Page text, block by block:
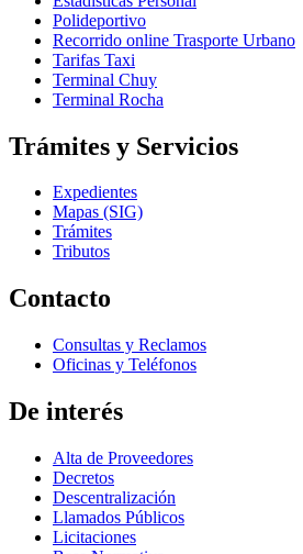
Polideportivo
Recorrido online Trasporte Urbano
Tarifas Taxi
Terminal Chuy
Terminal Rocha
Trámites y Servicios
Expedientes
Mapas (SIG)
Trámites
Tributos
Contacto
Consultas y Reclamos
Oficinas y Teléfonos
De interés
Alta de Proveedores
Decretos
Descentralización
Llamados Públicos
Licitaciones